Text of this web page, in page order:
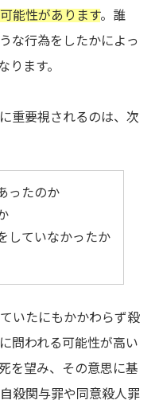
能性があります。誰
な行為をしたかによっ
ます。
重要視されるのは、次
ったのか
していなかったか
いたにもかかわらず殺
問われる可能性が高い
を望み、その意思に基
殺関与罪や同意殺人罪